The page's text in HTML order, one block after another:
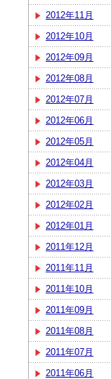
2012年11月
2012年10月
2012年09月
2012年08月
2012年07月
2012年06月
2012年05月
2012年04月
2012年03月
2012年02月
2012年01月
2011年12月
2011年11月
2011年10月
2011年09月
2011年08月
2011年07月
2011年06月